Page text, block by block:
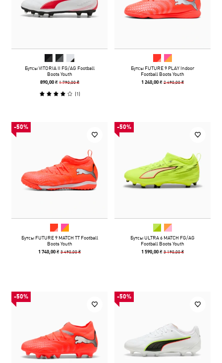
Бутсы VITORIA II FG/AG Football
Boots Youth
890,00 ₴ 1 790,00 ₴
(1)
Бутсы FUTURE 9 PLAY Indoor
Football Boots Youth
1 240,00 ₴2 490,00 ₴
-50%
Бутсы FUTURE 9 MATCH TT Football
Boots Youth
1 740,00 ₴3 490,00 ₴
-50%
Бутсы ULTRA 6 MATCH FG/AG
Football Boots Youth
1 590,00 ₴3 190,00 ₴
-50% -50%